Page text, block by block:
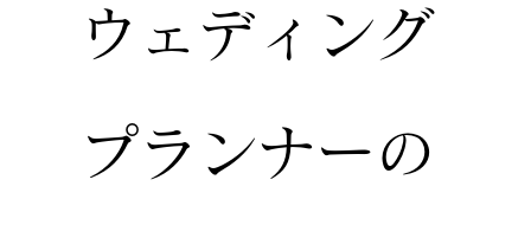
ウェディング
プランナーの